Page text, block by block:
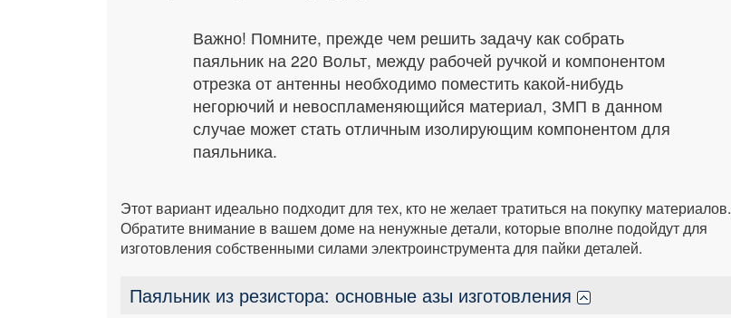
Важно! Помните, прежде чем решить задачу как собрать
паяльник на 220 Вольт, между рабочей ручкой и компонентом
отрезка от антенны необходимо поместить какой-нибудь
негорючий и невоспламеняющийся материал, ЗМП в данном
случае может стать отличным изолирующим компонентом для
паяльника.
Этот вариант идеально подходит для тех, кто не желает тратиться на покупку материалов.
Обратите внимание в вашем доме на ненужные детали, которые вполне подойдут для
изготовления собственными силами электроинструмента для пайки деталей.
Паяльник из резистора: основные азы изготовления